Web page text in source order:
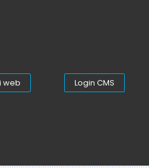
web Login CMS